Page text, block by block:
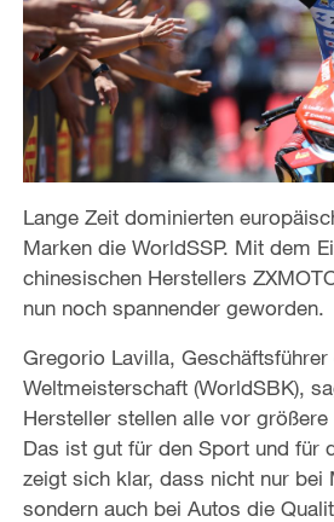
Lange Zeit dominierten
Marken die WorldSSP. Mit dem
chinesischen Herstellers
nun noch spannender geworden.
Gregorio Lavilla,
Weltmeisterschaft (WorldSBK),
Hersteller stellen alle vor
Das ist gut für den Sport und für
zeigt sich klar, dass nicht nur bei
sondern auch bei Autos die